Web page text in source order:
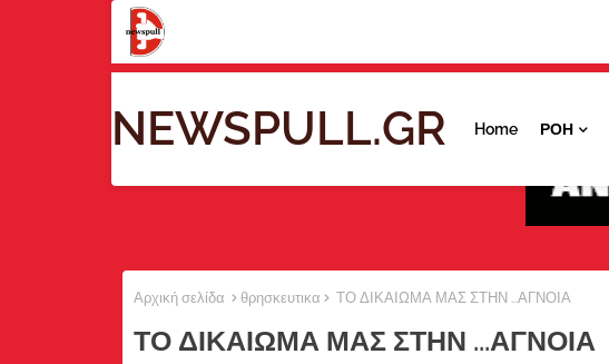
NEWSPULL.GR Home ΡΟΗ
Αρχική σελίδα θρησκευτικα ΤΟ ΔΙΚΑΙΩΜΑ ΜΑΣ ΣΤΗΝ ...ΑΓΝΟΙΑ
ΤΟ ΔΙΚΑΙΩΜΑ ΜΑΣ ΣΤΗΝ ...ΑΓΝΟΙΑ